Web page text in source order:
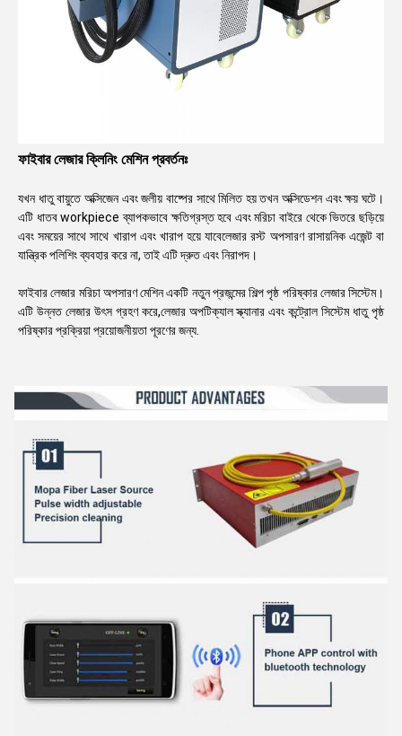
ফাইবার লেজার ক্লিনিং মেশিন প্রবর্তনঃ
যখন ধাতু বায়ুতে অক্সিজেন এবং জলীয় বাষ্পের সাথে মিলিত হয় তখন অক্সিডেশন এবং ক্ষয় ঘটে।
এটি ধাতব workpiece ব্যাপকভাবে ক্ষতিগ্রস্ত হবে এবং মরিচা বাইরে থেকে ভিতরে ছড়িয়ে
এবং সময়ের সাথে সাথে খারাপ এবং খারাপ হয়ে যাবেলেজার রস্ট অপসারণ রাসায়নিক এজেন্ট বা
যান্ত্রিক পলিশিং ব্যবহার করে না, তাই এটি দ্রুত এবং নিরাপদ।
ফাইবার লেজার মরিচা অপসারণ মেশিন একটি নতুন প্রজন্মের শিল্প পৃষ্ঠ পরিষ্কার লেজার সিস্টেম।
এটি উন্নত লেজার উৎস গ্রহণ করে,লেজার অপটিক্যাল স্ক্যানার এবং কন্ট্রোল সিস্টেম ধাতু পৃষ্ঠ
পরিষ্কার প্রক্রিয়া প্রয়োজনীয়তা পূরণের জন্য.